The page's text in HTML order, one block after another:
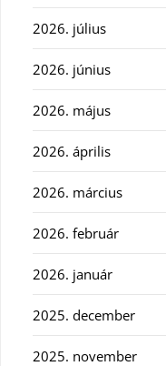
2026. július
2026. június
2026. május
2026. április
2026. március
2026. február
2026. január
2025. december
2025. november